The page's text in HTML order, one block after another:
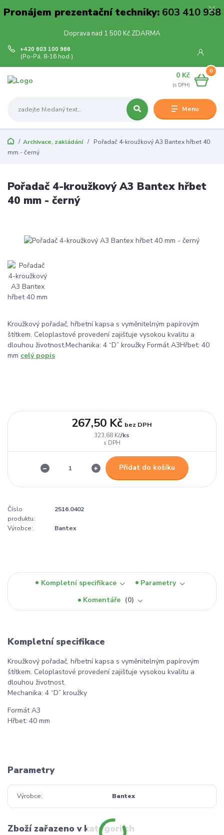
Pronájem prezentační techniky:603 410 938
Doprava nad 1 500 Kč ZDARMA
Menu
+420 603 100 966
(Po-Pá, 8-16 hod.)
0
0 Kč
Archivace, zakládání
Pořadač 4-kroužkový A3 Bantex hřbet 40
mm - černý
Pořadač 4-kroužkový A3 Bantex hřbet
40 mm - černý
Kroužkový pořadač, hřbetní kapsa s vyměnitelným papírovým
štítkem. Celoplastové provedení zajišťuje vysokou kvalitu a
dlouhou životnost.Mechanika: 4 “D” kroužky Formát A3Hřbet: 40
mm celý popis
323,68 Kč/ks
267,50 Kč bez DPH
Přidat do košíku
Číslo
produktu:
2516.0402
Výrobce: Bantex
Kompletní specifikace
Parametry
Komentáře
0
Kompletní specifikace
Kroužkový pořadač, hřbetní kapsa s vyměnitelným papírovým
štítkem. Celoplastové provedení zajišťuje vysokou kvalitu a
dlouhou životnost.
Mechanika: 4 “D” kroužky
Formát A3
Hřbet: 40 mm
Parametry
Výrobce Bantex
Zboží zařazeno v kategoriích